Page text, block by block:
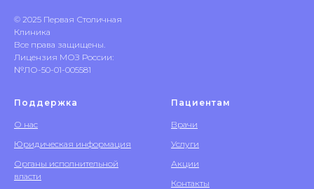
© 2025 Первая Столичная
Клиника
Все права защищены.
Лицензия МОЗ России:
№ЛО-50-01-005581
Поддержка
О нас
Юридическая информация
Органы исполнительной
власти
Пациентам
Врачи
Услуги
Акции
Контакты